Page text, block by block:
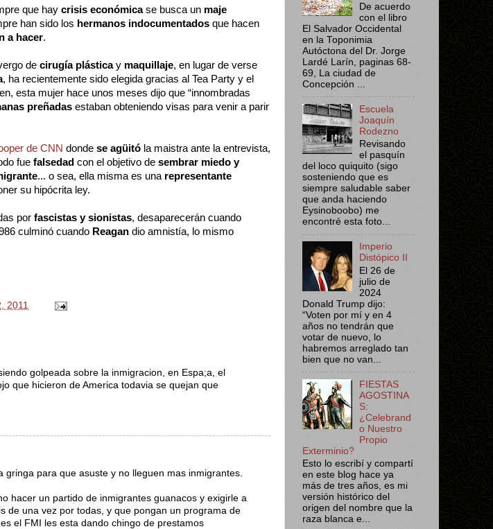
que hay crisis económicase busca un maje
han sido los hermanos indocumentados que hacen
a hacer.
de cirugía plásticay maquillaje, en lugar de verse
, ha recientemente sido elegida gracias al Tea Party y el
esta mujer hace unos meses dijo que “innombradas
preñadas estaban obteniendo visas para venir a parir
de CNN donde se agüitó la maistra ante la entrevista,
fue falsedad con el objetivo de sembrar miedo y
... o sea, ella misma es una representante
su hipócrita ley.
por fascistas y sionistas, desaparecerán cuando
culminó cuando Reagan dio amnistía, lo mismo
2011
golpeada sobre la inmigracion, en Espa;a, el
que hicieron de America todavia se quejan que
para que asuste y no lleguen mas inmigrantes.
hacer un partido de inmigrantes guanacos y exigirle a
de una vez por todas, y que pongan un programa de
el FMI les esta dando chingo de prestamos
De acuerdo
con el libro
El Salvador Occidental
en la Toponimia
Autóctona del Dr. Jorge
Lardé Larín, paginas 68-
69, La ciudad de
Concepción ...
Escuela
Joaquín
Rodezno
Revisando
el pasquín
del loco quiquito (sigo
sosteniendo que es
siempre saludable saber
que anda haciendo
Eysinoboobo) me
encontré esta foto...
Imperio
Distópico II
El 26 de
julio de
2024
Donald Trump dijo:
“Voten por mí y en 4
años no tendrán que
votar de nuevo, lo
habremos arreglado tan
bien que no van...
FIESTAS
AGOSTINA
S:
¿Celebrand
o Nuestro
Propio
Exterminio?
Esto lo escribí y compartí
en este blog hace ya
más de tres años, es mi
versión histórico del
origen del nombre que la
raza blanca e...